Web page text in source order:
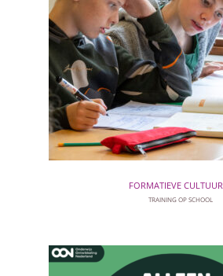
FORMATIEVE CULTUUR
TRAINING OP SCHOOL